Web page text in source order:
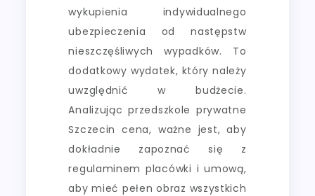
wykupienia indywidualnego
ubezpieczenia od następstw
nieszczęśliwych wypadków. To
dodatkowy wydatek, który należy
uwzględnić w budżecie.
Analizując przedszkole prywatne
Szczecin cena, ważne jest, aby
dokładnie zapoznać się z
regulaminem placówki i umową,
aby mieć pełen obraz wszystkich